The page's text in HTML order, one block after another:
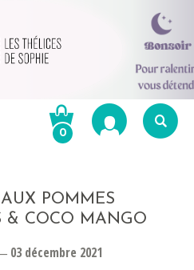
0
POMMES
& COCO MANGO
03 décembre 2021